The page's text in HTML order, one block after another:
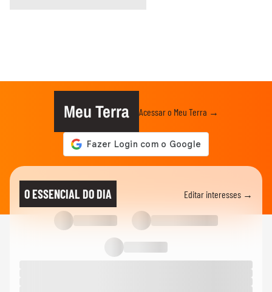
Meu Terra Acessar o Meu Terra →
O ESSENCIAL DO DIA Editar interesses →